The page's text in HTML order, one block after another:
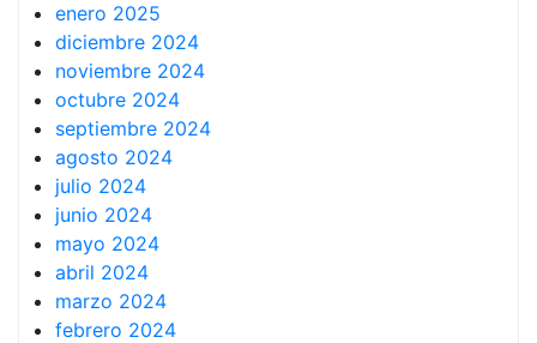
enero 2025
diciembre 2024
noviembre 2024
octubre 2024
septiembre 2024
agosto 2024
julio 2024
junio 2024
mayo 2024
abril 2024
marzo 2024
febrero 2024